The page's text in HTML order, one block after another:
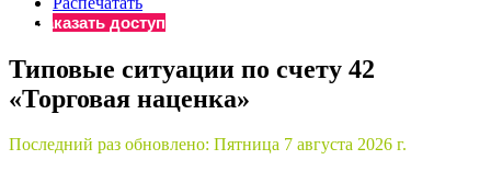
Просто заполните форму, и мы вышлем вам на почту
Заказать доступ
Типовые ситуации по счету 42
«Торговая наценка»
Последний раз обновлено: Пятница 7 августа 2026 г.